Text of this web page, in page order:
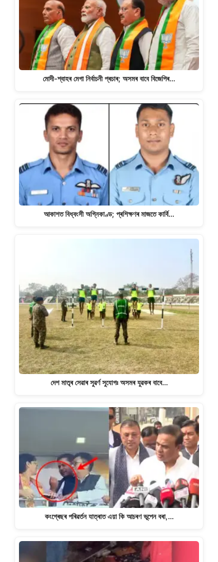
মোদী-শ্বাহৰ মেগা নিৰ্বাচনী প্ৰচাৰ; অসমৰ বাবে বিজেপিৰ…
আকাশত বিধ্বংসী অগ্নিকাণ্ড; প্ৰশিক্ষণৰ মাজতে কাৰ্বি…
দেশ মাতৃৰ সেৱাৰ সুৱৰ্ণ সুযোগঃ অসমৰ যুৱকৰ বাবে…
কংগ্ৰেছৰ পৰিৱৰ্তন যাত্ৰাত এয়া কি আচৰণ ভূপেন বৰা,…